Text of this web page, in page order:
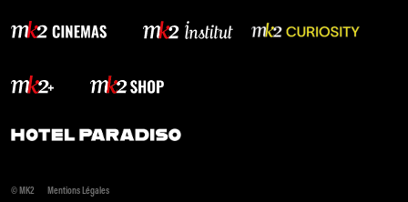
© MK2 Mentions Légales